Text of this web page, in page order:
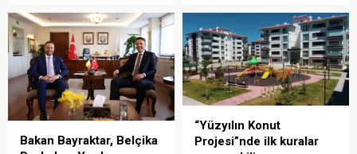
tanıtan, SPK Başkanı ile
yöneticilerin adını kullanarak
vatandaşlar ve şirketlerden
para talep eden kişiler
bulunduğunu belirterek,
dolandırıcılık kapsamında
bulunan bu tür girişimlere
bildirdi. SPK, son günlerde
sonucu şehitlerden 19’unun
naaşına ulaşıldığını, son
naaşın arama çalışmalarının
sürdüğünü söyledi. 46 kişilik
kaza ve kırım inceleme
ekibinin bölgeye gittiği
aktaran Erdoğan,
“Uçağımızın kara kutusu
bulunmuş, incelemeler
Bakan Bayraktar, Belçika
“Yüzyılın Konut
Projesi”nde ilk kuralar